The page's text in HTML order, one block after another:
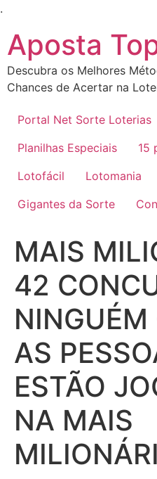
.
conteúdo
Aposta
Descubra os Melhores
Chances de Acertar na
Portal Net Sorte Loterias
Planilhas Especiais
15
Lotofácil
Lotomania
Gigantes da Sorte
MAIS
42
AS
ESTÃO
NA MAIS